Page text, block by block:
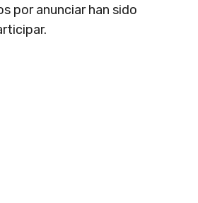
por anunciar han sido